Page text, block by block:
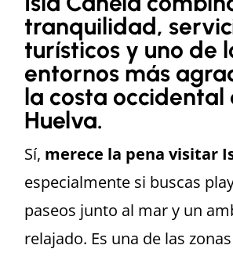
tranquilidad,
turísticos y uno de
entornos más
la costa occidental
Huelva.
Sí, merece la pena visitar
especialmente si buscas
paseos junto al mar y un
relajado. Es una de las